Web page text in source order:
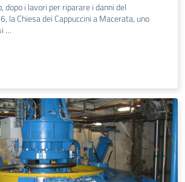
dopo i lavori per riparare i danni del
la Chiesa dei Cappuccini a Macerata, uno
…